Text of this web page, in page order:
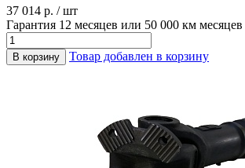
37 014 р. / шт
Гарантия 12 месяцев или 50 000 км
В корзину Товар добавлен в корзину